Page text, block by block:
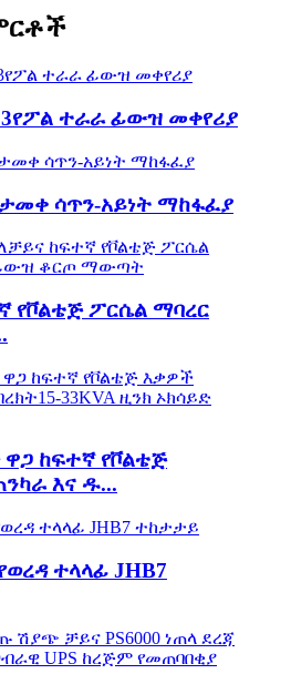
3የፖል ተራራ ፊውዝ መቀየሪያ
ሳጥን-አይነት ማከፋፈያ
የቮልቴጅ ፖርሴል ማባረር
ከፍተኛ የቮልቴጅ
እና ዱ...
ተላላፊ JHB7